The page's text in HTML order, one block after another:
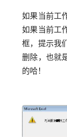
如果当前工
如果当前工
框，提示我
删除，也就
的哈！